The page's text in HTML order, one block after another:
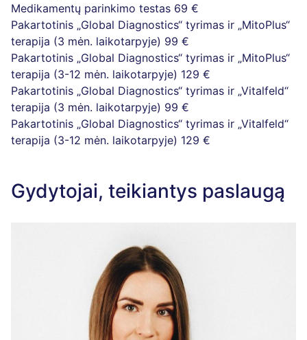
Medikamentų parinkimo testas 69 €
Pakartotinis „Global Diagnostics“ tyrimas ir „MitoPlus“
terapija (3 mėn. laikotarpyje) 99 €
Pakartotinis „Global Diagnostics“ tyrimas ir „MitoPlus“
terapija (3-12 mėn. laikotarpyje) 129 €
Pakartotinis „Global Diagnostics“ tyrimas ir „Vitalfeld“
terapija (3 mėn. laikotarpyje) 99 €
Pakartotinis „Global Diagnostics“ tyrimas ir „Vitalfeld“
terapija (3-12 mėn. laikotarpyje) 129 €
Gydytojai, teikiantys paslaugą